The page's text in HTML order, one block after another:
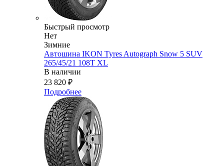
Быстрый просмотр
Нет
Зимние
Автошина IKON Tyres Autograph Snow 5 SUV
265/45/21 108T XL
В наличии
23 820 ₽
Подробнее